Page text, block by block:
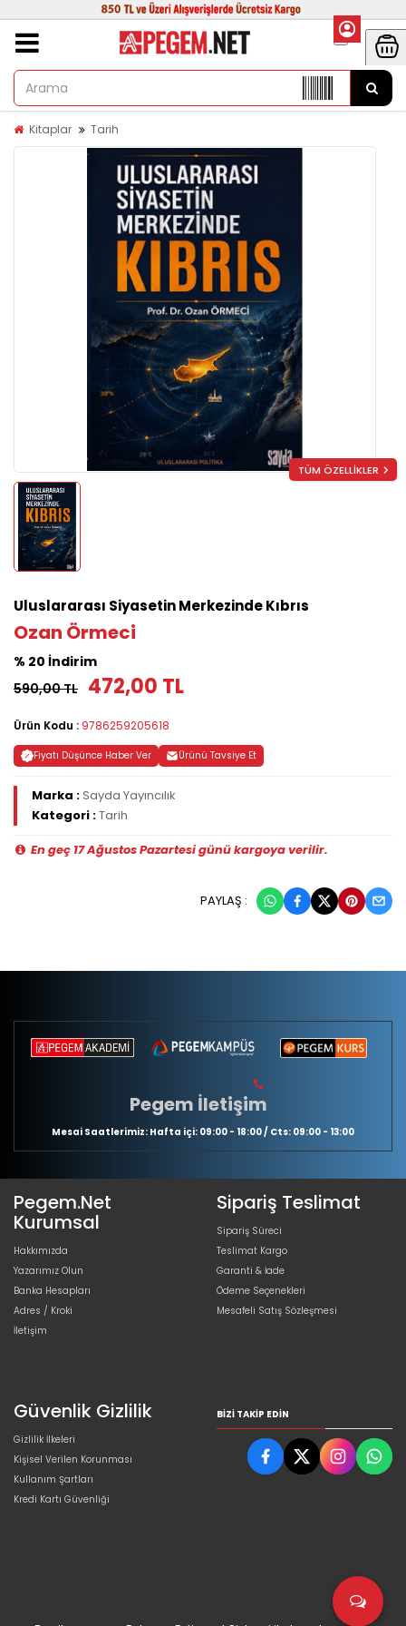
Kitaplar Tarih
TÜM ÖZELLİKLER
Uluslararası Siyasetin Merkezinde Kıbrıs
Ozan Örmeci
% 20 İndirim
590,00 TL 472,00 TL
Ürün Kodu : 9786259205618
Fiyatı Düşünce Haber Ver Ürünü Tavsiye Et
Marka :Sayda Yayıncılık
Kategori :Tarih
En geç 17 Ağustos Pazartesi günü kargoya verilir.
PAYLAŞ :
Pegem İletişim
Mesai Saatlerimiz: Hafta içi: 09:00 - 18:00 / Cts: 09:00 - 13:00
Pegem.Net
Kurumsal
Hakkımızda
Yazarımız Olun
Banka Hesapları
Adres / Kroki
İletişim
Sipariş Teslimat
Sipariş Süreci
Teslimat Kargo
Garanti & İade
Ödeme Seçenekleri
Mesafeli Satış Sözleşmesi
Güvenlik Gizlilik
Gizlilik İlkeleri
Kişisel Verilen Korunması
Kullanım Şartları
Kredi Kartı Güvenliği
BIZI TAKIP EDIN